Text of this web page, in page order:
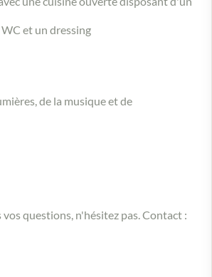
et un dressing
de la musique et de
questions, n'hésitez pas. Contact :